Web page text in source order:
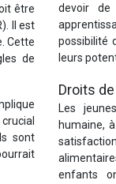
être
Il est
Cette
de
sont
devoir
possibilité
leurs
Droits
Les
humaine,
enfants